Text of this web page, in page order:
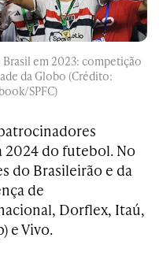
Brasil em 2023: competição
da Globo (Crédito:
SPFC)
2024 do futebol. No
do Brasileirão e da
de
Dorflex, Itaú,
e Vivo.